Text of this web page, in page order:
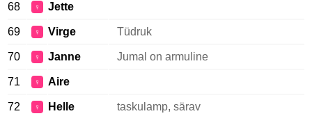
68 ♀ Jette
69 ♀ Virge Tüdruk
70 ♀ Janne Jumal on armuline
71 ♀ Aire
72 ♀ Helle taskulamp, särav